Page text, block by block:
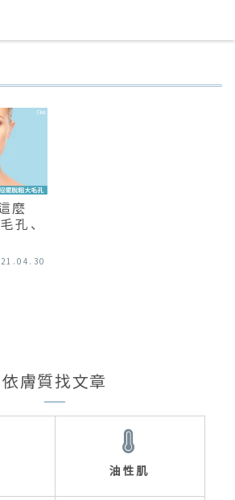
麼
孔、
依膚質找文章
油性肌